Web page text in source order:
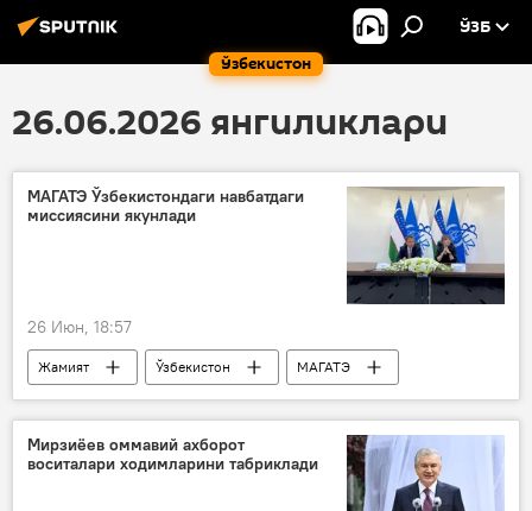
Ўзбекистон
ЎЗБ
26.06.2026 янгиликлари
МАГАТЭ Ўзбекистондаги навбатдаги
миссиясини якунлади
26 Июн, 18:57
Жамият Ўзбекистон
МАГАТЭ
АЭС
Ўзбекистонда атом электростанцияси қурилиши
Мирзиёев оммавий ахборот
воситалари ходимларини табриклади